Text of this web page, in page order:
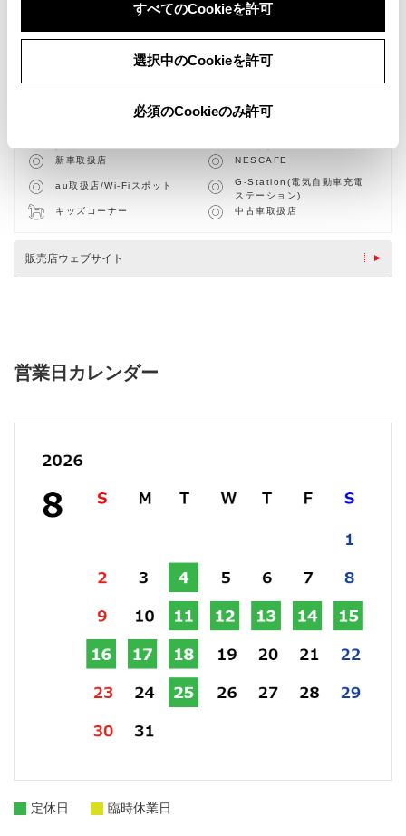
すべてのCookieを許可
選択中のCookieを許可
必須のCookieのみ許可
軽自動車
授乳室
子供110番
新車取扱店
NESCAFE
au取扱店/Wi-Fiスポット
G-Station(電気自動車充電
ステーション)
キッズコーナー
中古車取扱店
販売店ウェブサイト
営業日カレンダー
定休日 臨時休業日